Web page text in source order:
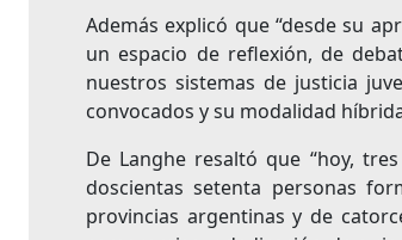
Además explicó que “desde su
un espacio de reflexión, de
nuestros sistemas de justicia
convocados y su modalidad
De Langhe resaltó que “hoy,
doscientas setenta personas
provincias argentinas y de